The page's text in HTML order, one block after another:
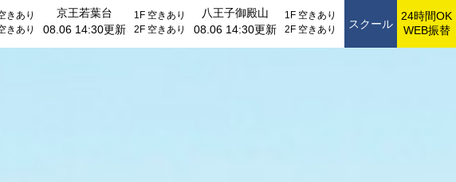
きあり
きあり
京王若葉台
08.06 14:30更新
1F 空きあり
2F 空きあり
八王子御殿山
08.06 14:30更新
1F 空きあり
2F 空きあり スクール
24時間OK
WEB振替